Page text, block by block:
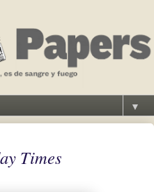
▼
Times